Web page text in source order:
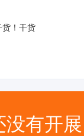
货！干货
没有开